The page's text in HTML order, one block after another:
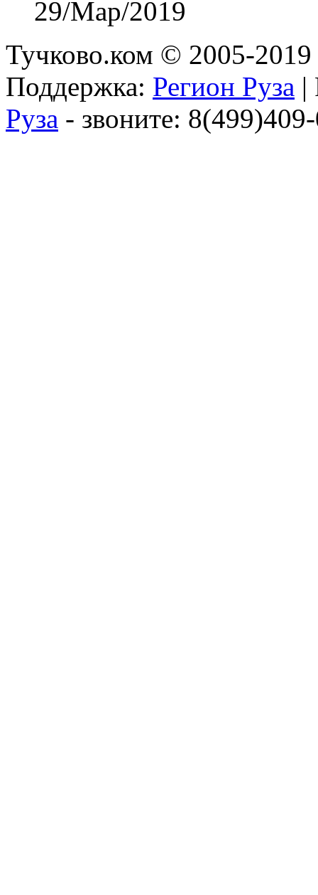
29/Мар/2019
Тучково.ком © 2005-2019
Поддержка: Регион Руза |
Руза - звоните: